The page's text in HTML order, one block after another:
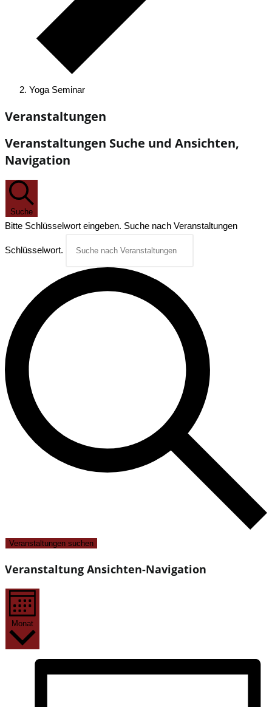
Yoga Seminar
Veranstaltungen
Veranstaltungen Suche und Ansichten,
Navigation
Suche
Bitte Schlüsselwort eingeben. Suche nach Veranstaltungen
Schlüsselwort.
Veranstaltungen suchen
Veranstaltung Ansichten-Navigation
Monat